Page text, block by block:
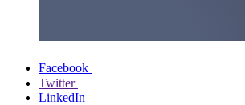
Facebook
Twitter
LinkedIn